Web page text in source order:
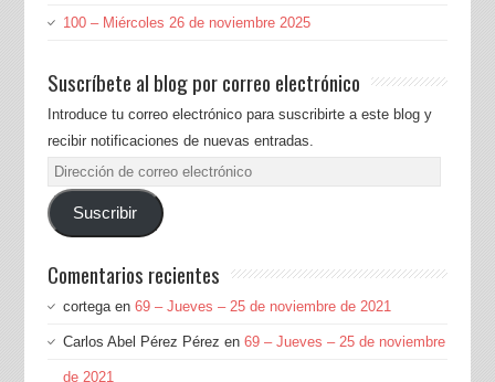
100 – Miércoles 26 de noviembre 2025
Suscríbete al blog por correo electrónico
Introduce tu correo electrónico para suscribirte a este blog y
recibir notificaciones de nuevas entradas.
Dirección
de
correoSuscribir
Comentarios recientes
cortegaen 69 – Jueves – 25 de noviembre de 2021
Carlos Abel Pérez Pérez en 69 – Jueves – 25 de noviembre
de 2021